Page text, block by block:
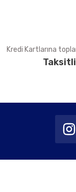
Kredi Kartlarına